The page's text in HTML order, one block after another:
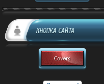
КНОПКА САЙТА